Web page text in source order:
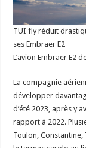
TUI fly réduit
ses Embraer E2
L’avion Embraer E2
La compagnie
développer
d’été 2023, après y
rapport à 2022.
Toulon, Constantine,